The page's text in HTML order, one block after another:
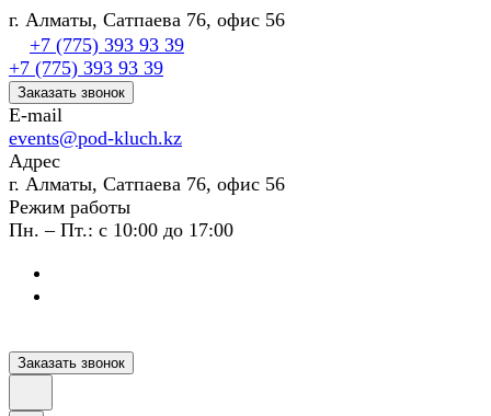
г. Алматы, Сатпаева 76, офис 56
+7 (775) 393 93 39
+7 (775) 393 93 39
Заказать звонок
E-mail
events@pod-kluch.kz
Адрес
г. Алматы, Сатпаева 76, офис 56
Режим работы
Пн. – Пт.: с 10:00 до 17:00
Заказать звонок